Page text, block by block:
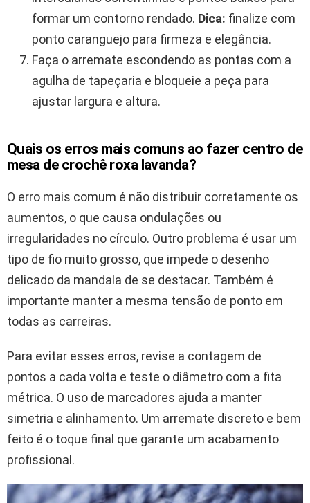
formar um contorno rendado. Dica: finalize com
ponto caranguejo para firmeza e elegância.
Faça o arremate escondendo as pontas com a
agulha de tapeçaria e bloqueie a peça para
ajustar largura e altura.
Quais os erros mais comuns ao fazer centro de
mesa de crochê roxa lavanda?
O erro mais comum é não distribuir corretamente os
aumentos, o que causa ondulações ou
irregularidades no círculo. Outro problema é usar um
tipo de fio muito grosso, que impede o desenho
delicado da mandala de se destacar. Também é
importante manter a mesma tensão de ponto em
todas as carreiras.
Para evitar esses erros, revise a contagem de
pontos a cada volta e teste o diâmetro com a fita
métrica. O uso de marcadores ajuda a manter
simetria e alinhamento. Um arremate discreto e bem
feito é o toque final que garante um acabamento
profissional.